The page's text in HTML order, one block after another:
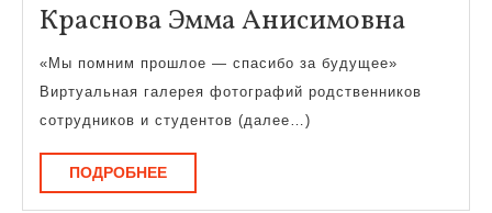
Краснова Эмма Анисимовна
«Мы помним прошлое — спасибо за будущее»
Виртуальная галерея фотографий родственников
сотрудников и студентов (далее…)
ПОДРОБНЕЕПОДРОБНЕЕ